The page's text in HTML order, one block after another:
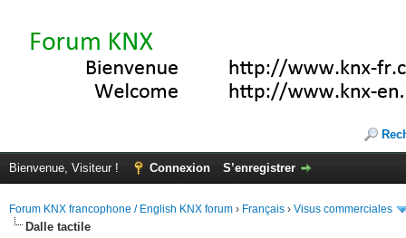
Bienvenue, Visiteur ! Connexion S’enregistrer
Forum KNX francophone / English KNX forum › Français › Visus commerciales
Dalle tactile